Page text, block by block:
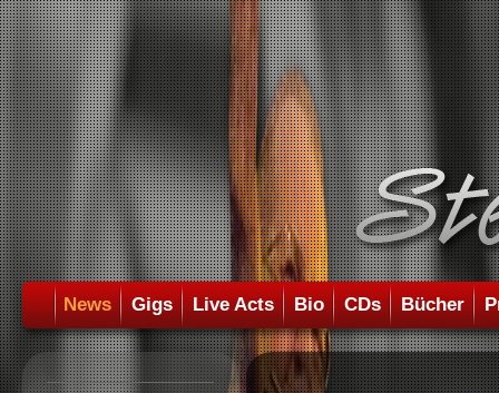
News Gigs Live Acts Bio CDs Bücher